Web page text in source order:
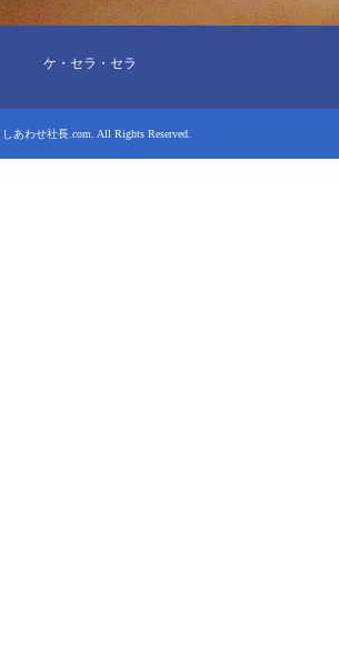
ケ・セラ・セラ
しあわせ社長.com . All Rights Reserved.